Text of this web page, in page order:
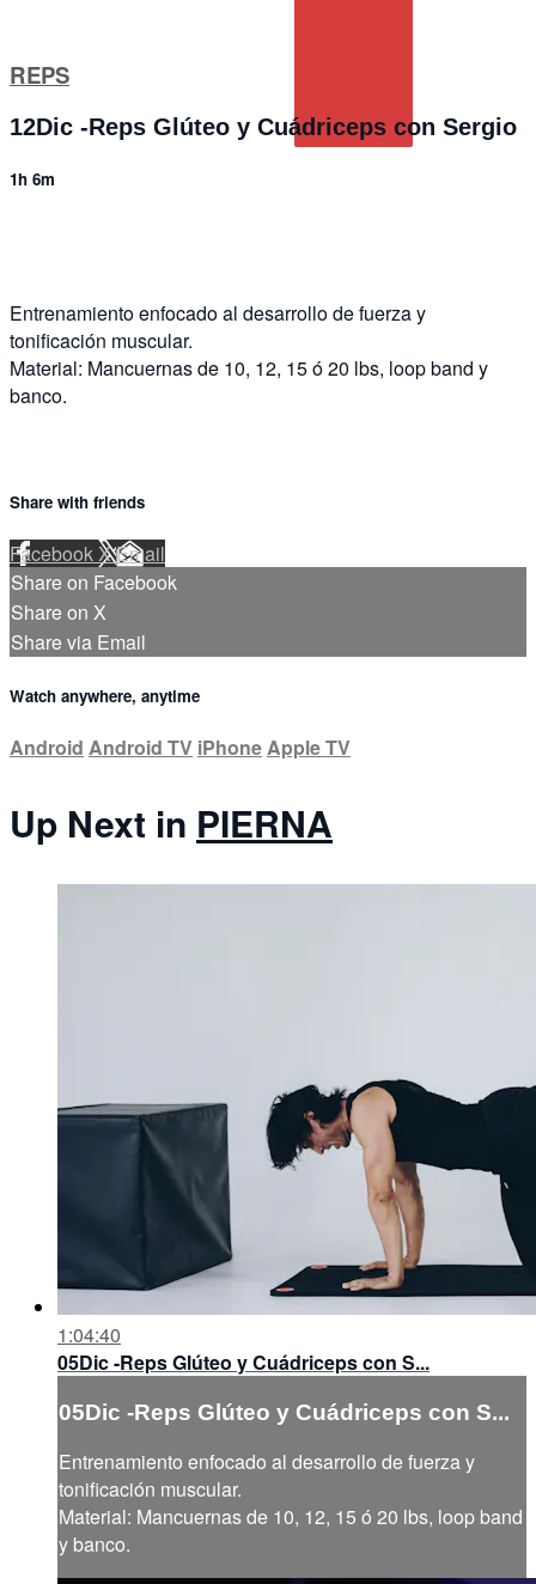
REPS
12Dic -Reps Glúteo y Cuádriceps con Sergio
1h 6m
Entrenamiento enfocado al desarrollo de fuerza y
tonificación muscular.
Material: Mancuernas de 10, 12, 15 ó 20 lbs, loop band y
banco.
Share with friends
FacebookXEmail
Share on Facebook
Share on X
Share via Email
Watch anywhere, anytime
Android Android TV iPhoneApple TV
Up Next in PIERNA
1:04:40
05Dic -Reps Glúteo y Cuádriceps con S...
05Dic -Reps Glúteo y Cuádriceps con S...
Entrenamiento enfocado al desarrollo de fuerza y
tonificación muscular.
Material: Mancuernas de 10, 12, 15 ó 20 lbs, loop band
y banco.